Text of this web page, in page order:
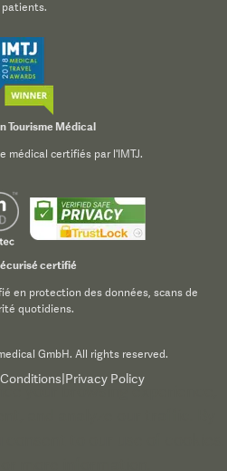
patients.
Tourisme Médical
médical certifiés par l'IMTJ.
certifié
en protection des données, scans de
quotidiens.
GmbH. All rights reserved.
Privacy Policy
your browsing experience,